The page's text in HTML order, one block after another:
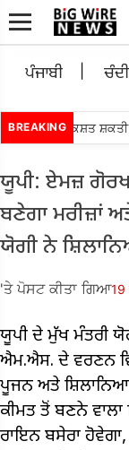
ਪੰਜਾਬੀ
BREAKINGਰਿਕਸ਼ਤ ਸ਼ਕਤੀ
ਯੂਪੀ: ਏਮਜ਼
ਬਣੇਗਾ ਮਰੀਜ਼ਾਂ
ਯੋਗੀ ਨੇ
'ਤੇ ਪੋਸਟ ਕੀਤਾ ਗਿਆ
ਯੂਪੀ ਦੇ ਮੁੱਖ ਮੰਤਰੀ
ਐਮ.ਐਸ. ਦੇ ਵਰਣਨ
ਪੂਜਨ ਅਤੇ
ਕੀਮਤ ਤੋਂ ਬਣਨੇ
ਰਾਇਨ ਬਸੇਰਾ